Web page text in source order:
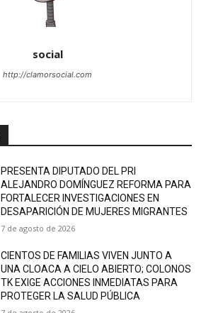
social
http://clamorsocial.com
PRESENTA DIPUTADO DEL PRI
ALEJANDRO DOMÍNGUEZ REFORMA PARA
FORTALECER INVESTIGACIONES EN
DESAPARICIÓN DE MUJERES MIGRANTES
7 de agosto de 2026
CIENTOS DE FAMILIAS VIVEN JUNTO A
UNA CLOACA A CIELO ABIERTO; COLONOS
TK EXIGE ACCIONES INMEDIATAS PARA
PROTEGER LA SALUD PÚBLICA